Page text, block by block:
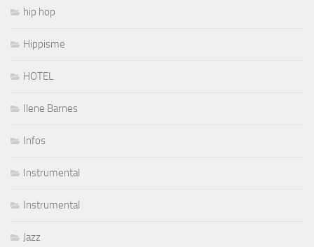
hip hop
Hippisme
HOTEL
Ilene Barnes
Infos
Instrumental
Instrumental
Jazz